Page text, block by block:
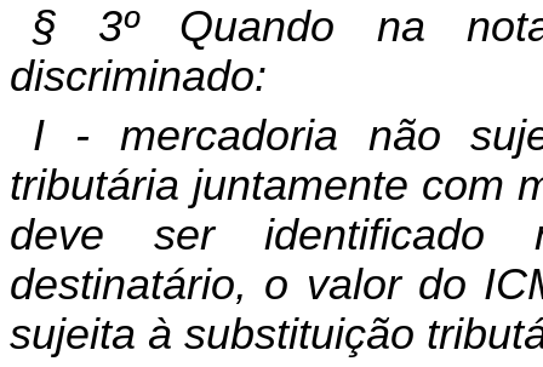
§ 3º Quando na
discriminado:
I - mercadoria não
tributária juntamente com
deve ser identificado
destinatário, o valor do
sujeita à substituição